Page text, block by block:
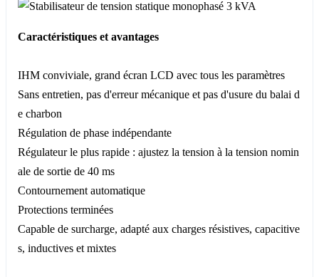
Caractéristiques et avantages
IHM conviviale, grand écran LCD avec tous les paramètres
Sans entretien, pas d'erreur mécanique et pas d'usure du balai d
e charbon
Régulation de phase indépendante
Régulateur le plus rapide : ajustez la tension à la tension nomin
ale de sortie de 40 ms
Contournement automatique
Protections terminées
Capable de surcharge, adapté aux charges résistives, capacitive
s, inductives et mixtes